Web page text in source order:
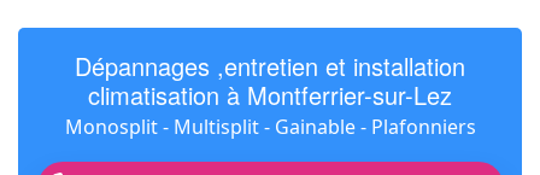
Dépannages ,entretien et installation
climatisation à Montferrier-sur-Lez
Monosplit - Multisplit - Gainable - Plafonniers